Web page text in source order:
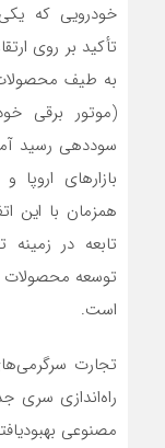
خودرویی که
تأکید بر روی
(موتور برقی
سوددهی رسید
بازارهای
تابعه در
توسعه محصولات
است.
تجارت